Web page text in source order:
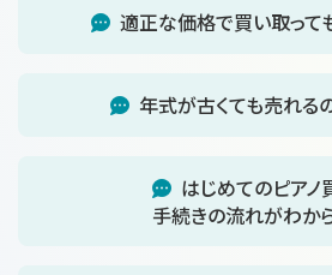
適正な価格で買い取って
年式が古くても売れる
はじめてのピアノ
手続きの流れがわか